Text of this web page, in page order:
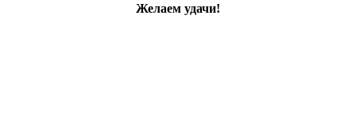
Желаем удачи!